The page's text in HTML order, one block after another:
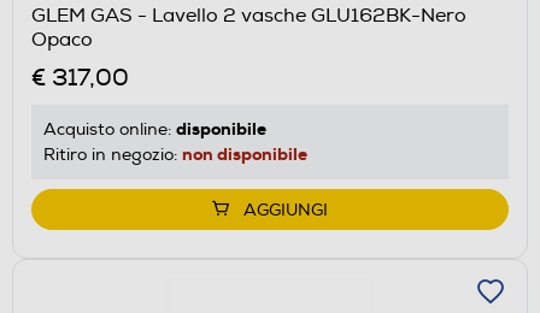
GLEM GAS - Lavello 2 vasche GLU162BK-Nero
Opaco
€ 317,00
Acquisto online: disponibile
Ritiro in negozio: non disponibile
AGGIUNGI